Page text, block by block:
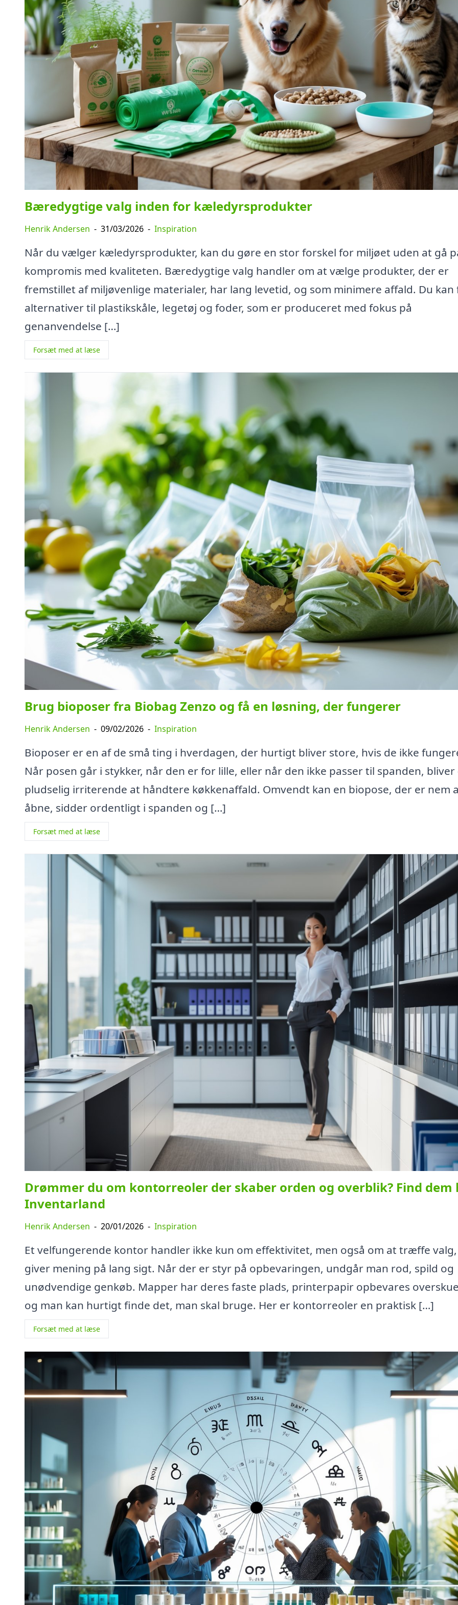
Bæredygtige valg inden for kæledyrsprodukter
Henrik Andersen - 31/03/2026 - Inspiration
Når du vælger kæledyrsprodukter, kan du gøre en stor forskel for miljøet uden at gå
kompromis med kvaliteten. Bæredygtige valg handler om at vælge produkter, der er
fremstillet af miljøvenlige materialer, har lang levetid, og som minimere affald. Du kan
alternativer til plastikskåle, legetøj og foder, som er produceret med fokus på
genanvendelse […]
Forsæt med at læse
Brug bioposer fra Biobag Zenzo og få en løsning, der fungerer
Henrik Andersen - 09/02/2026 - Inspiration
Bioposer er en af de små ting i hverdagen, der hurtigt bliver store, hvis de ikke
Når posen går i stykker, når den er for lille, eller når den ikke passer til spanden, bliver
pludselig irriterende at håndtere køkkenaffald. Omvendt kan en biopose, der er nem
åbne, sidder ordentligt i spanden og […]
Forsæt med at læse
Drømmer du om kontorreoler der skaber orden og overblik? Find dem
Inventarland
Henrik Andersen - 20/01/2026 - Inspiration
Et velfungerende kontor handler ikke kun om effektivitet, men også om at træffe
giver mening på lang sigt. Når der er styr på opbevaringen, undgår man rod, spild og
unødvendige genkøb. Mapper har deres faste plads, printerpapir opbevares
og man kan hurtigt finde det, man skal bruge. Her er kontorreoler en praktisk […]
Forsæt med at læse